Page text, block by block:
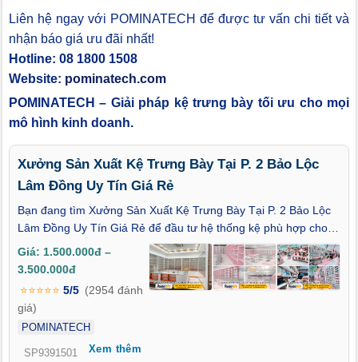
Liên hệ ngay với POMINATECH để được tư vấn chi tiết và
nhận báo giá ưu đãi nhất!
Hotline: 08 1800 1508
Website: pominatech.com
POMINATECH – Giải pháp kệ trưng bày tối ưu cho mọi
mô hình kinh doanh.
Xưởng Sản Xuất Kệ Trưng Bày Tại P. 2 Bảo Lộc
Lâm Đồng Uy Tín Giá Rẻ
Bạn đang tìm Xưởng Sản Xuất Kệ Trưng Bày Tại P. 2 Bảo Lộc
Lâm Đồng Uy Tín Giá Rẻ để đầu tư hệ thống kệ phù hợp cho
cửa hàng, đại lý hoặc điểm bán lẻ tại khu vực trung tâm Bảo
Lộc? Với nhu cầu trưng bày ngày càng đa dạng, việc lựa chọn
kệ đúng công năng và đúng mặt bằng ngay từ đầu sẽ giúp cửa
hàng vận hành hiệu quả và hạn chế chi phí phát sinh. Tại P. 2
Bảo Lộc, nhiều chủ cửa hàng đã chuyển hướng làm việc trực
tiếp với xưởng sản xuất để chủ động về thiết kế và ngân sách.
POMINATECH hiện là xưởng gia công kệ trưng bày được khách
Giá: 1.500.000đ –
3.500.000đ
⭐⭐⭐⭐⭐ 5/5 (2954 đánh
giá)
POMINATECH
SP9391501 Xem thêm